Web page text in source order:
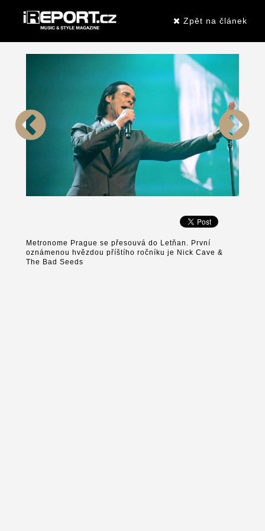
Zpět na článek
Metronome Prague se přesouvá do Letňan. První
oznámenou hvězdou příštího ročníku je Nick Cave &
The Bad Seeds